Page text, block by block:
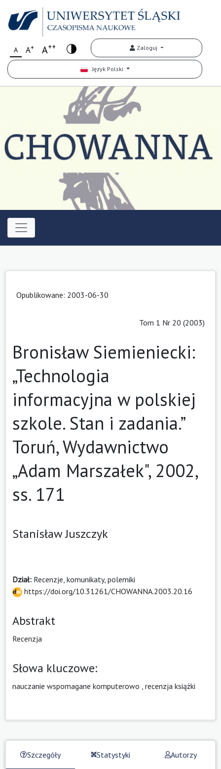
A A+ A++ Zaloguj
Język Polski
Opublikowane: 2003-06-30
Tom 1 Nr 20 (2003)
Bronisław Siemieniecki:
„Technologia
informacyjna w polskiej
szkole. Stan i zadania.”
Toruń, Wydawnictwo
„Adam Marszałek", 2002,
ss. 171
Stanisław Juszczyk
Dział: Recenzje, komunikaty, polemiki
https://doi.org/10.31261/CHOWANNA.2003.20.16
Abstrakt
Recenzja
Słowa kluczowe:
nauczanie wspomagane komputerowo recenzja książki
Szczegóły Statystyki Autorzy